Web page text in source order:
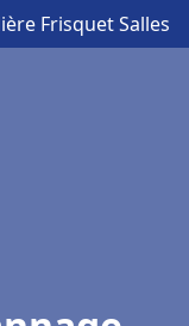
Frisquet Salles